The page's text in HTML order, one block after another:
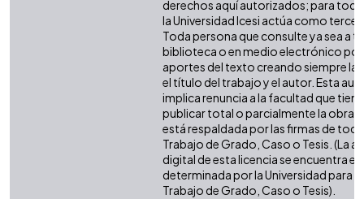
derechos aquí autorizados; para
la Universidad Icesi actúa como
Toda persona que consulte ya sea a
biblioteca o en medio electrónico
aportes del texto creando siempre la
el título del trabajo y el autor. Esta
implica renuncia a la facultad que tiene
publicar total o parcialmente la obra.
está respaldada por las firmas de
Trabajo de Grado, Caso o Tesis. (La
digital de esta licencia se encuentra
determinada por la Universidad para
Trabajo de Grado, Caso o Tesis).